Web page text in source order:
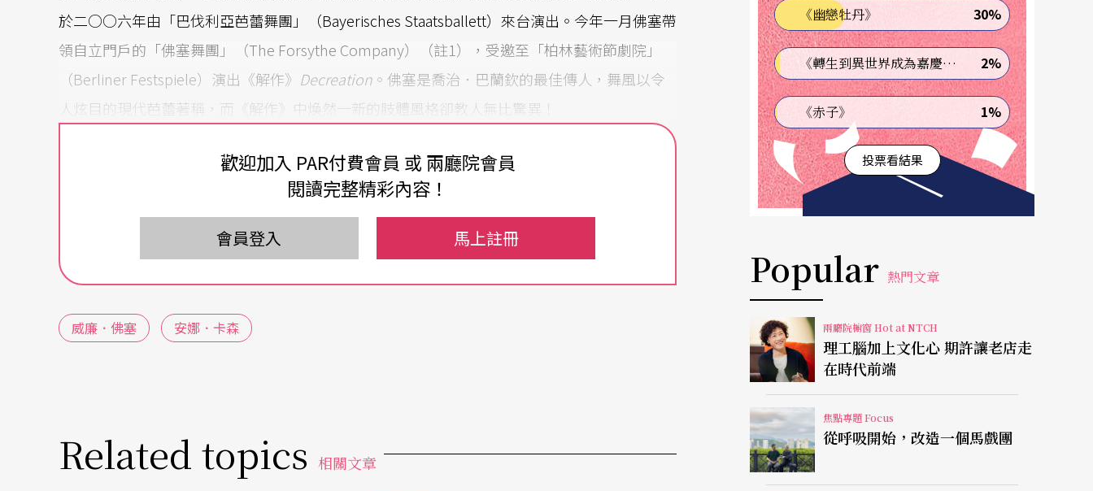
於二○○六年由「巴伐利亞芭蕾舞團」（Bayerisches Staatsballett）來台演出。今年一月佛塞帶
領自立門戶的「佛塞舞團」（The Forsythe Company）（註1），受邀至「柏林藝術節劇院」
（Berliner Festspiele）演出《解作》 Decreation 。佛塞是喬治．巴蘭欽的最佳傳人，舞風以令
人炫目的現代芭蕾著稱，而《解作》中煥然一新的肢體風格卻教人無比驚異！
有「舞蹈國王」之譽的佛塞絕不是浪得虛名，他早已交出傲人的成績。佛塞自一九七六年開始編
舞迄今，已創作了近一百齣舞作，其作品是全世界各大舞蹈節的常演舞目。從一九八四年擔任
「法蘭克福芭蕾舞團」藝術總監的二十年間，編創諸多重要作品，諸如《遺失小細節》
of Small Detail，由音樂家湯．威廉斯（Thom Willems）作曲、日本的時尚大師三宅一生（Isse
y Miyake）設計服裝，其代表作還有
（1988）、A L I E/ NA（C）TION
西獎」（Bessie）、兩度（1992、1999）獲得倫敦劇院的「勞倫斯奧利佛獎」（Laurence Olive
r Award）、美國俄亥俄州的「韋克斯納獎」（Wexner Prize）（2002）、「德國舞蹈獎」（De
歡迎加入 PAR付費會員 或 兩廳院會員
閱讀完整精彩內容！
會員登入 馬上註冊
威廉．佛塞 安娜．卡森
Related topics 相關文章
《幽戀牡丹》 30%
《轉生到異世界成為嘉慶君—發現我的祖先是詐騙集團!?》 2%
《赤子》 1%
投票看結果
Popular 熱門文章
兩廳院櫥窗 Hot at NTCH
理工腦加上文化心 期許讓老店走
在時代前端
焦點專題 Focus
從呼吸開始，改造一個馬戲團